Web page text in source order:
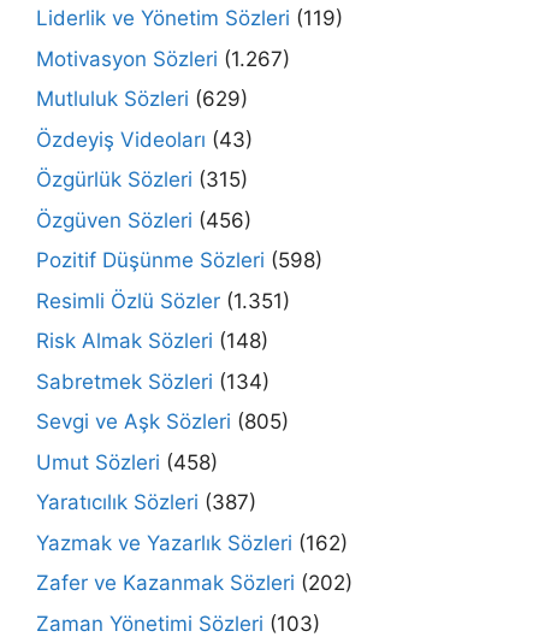
Liderlik ve Yönetim Sözleri (119)
Motivasyon Sözleri (1.267)
Mutluluk Sözleri (629)
Özdeyiş Videoları (43)
Özgürlük Sözleri (315)
Özgüven Sözleri (456)
Pozitif Düşünme Sözleri (598)
Resimli Özlü Sözler (1.351)
Risk Almak Sözleri (148)
Sabretmek Sözleri (134)
Sevgi ve Aşk Sözleri (805)
Umut Sözleri (458)
Yaratıcılık Sözleri (387)
Yazmak ve Yazarlık Sözleri (162)
Zafer ve Kazanmak Sözleri (202)
Zaman Yönetimi Sözleri (103)